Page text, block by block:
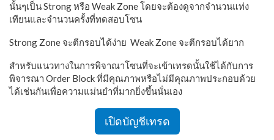
นั้นๆเป็น Strong หรือ Weak Zone โดยจะต้องดูจากจำนวนแท่ง
เทียนและจำนวนครั้งที่ทดสอบโซน
Strong Zone จะตีกรอบได้ง่าย Weak Zone จะตีกรอบได้ยาก
สำหรับแนวทางในการพิจาณาโซนที่จะเข้าเทรดนั้นใช้ได้กับการ
พิจารณา Order Block ที่มีคุณภาพหรือไม่มีคุณภาพประกอบด้วย
ได้เช่นกันเพื่อความแม่นยำที่มากยิ่งขึ้นนั่นเอง
เปิดบัญชีเทรด